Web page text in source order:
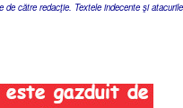
de către redacţie. Textele indecente şi